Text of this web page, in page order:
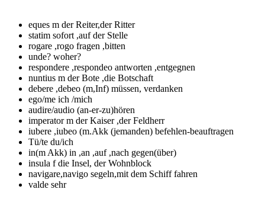
eques m der Reiter,der Ritter
statim sofort ,auf der Stelle
rogare ,rogo fragen ,bitten
unde? woher?
respondere ,respondeo antworten ,entgegnen
nuntius m der Bote ,die Botschaft
debere ,debeo (m,Inf) müssen, verdanken
ego/me ich /mich
audire/audio (an-er-zu)hören
imperator m der Kaiser ,der Feldherr
iubere ,iubeo (m.Akk (jemanden) befehlen-beauftragen
Tü/te du/ich
in(m Akk) in ,an ,auf ,nach gegen(über)
insula fdie Insel, der Wohnblock
navigare,navigo segeln,mit dem Schiff fahren
valde sehr